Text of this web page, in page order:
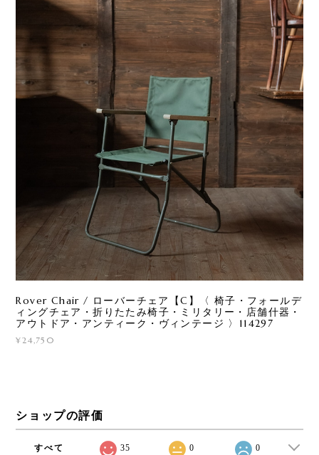
Rover Chair / ローバーチェア【C】〈 椅子・フォールデ
ィングチェア・折りたたみ椅子・ミリタリー・店舗什器・
アウトドア・アンティーク・ヴィンテージ 〉114297
¥24,750
ショップの評価
すべて 35 0 0